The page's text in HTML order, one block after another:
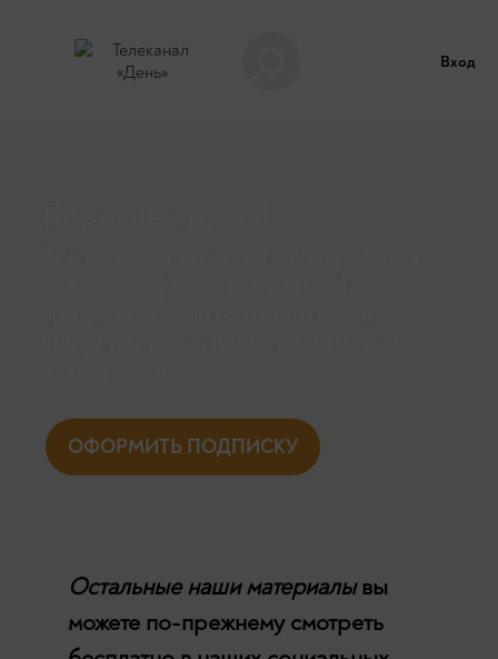
Вход
ОФОРМИТЬ ПОДПИСКУ
Остальные наши материалывы
можете по-прежнему смотреть